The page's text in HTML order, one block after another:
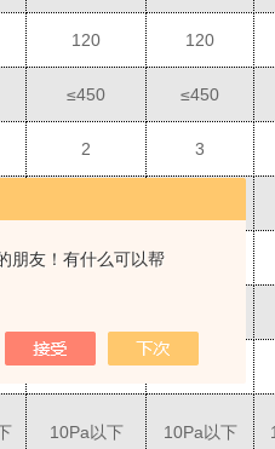
朋友！有什么可以帮
120 120
≤450 ≤450
2 3
有
有 有
10Pa以下 10Pa以下